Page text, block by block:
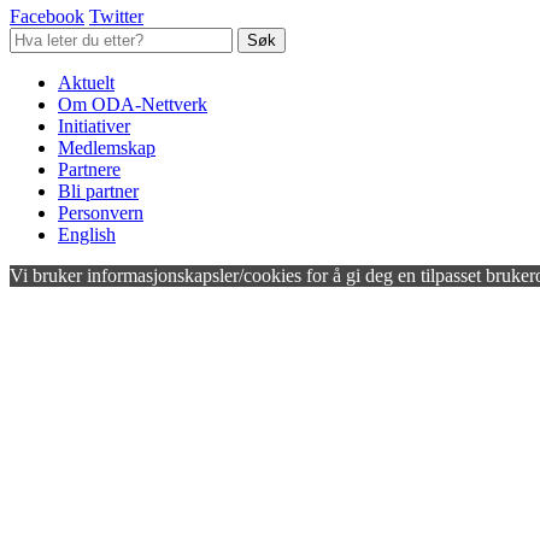
Facebook Twitter
Aktuelt
Om ODA-Nettverk
Initiativer
Medlemskap
Partnere
Bli partner
Personvern
English
Vi bruker informasjonskapsler/cookies for å gi deg en tilpasset